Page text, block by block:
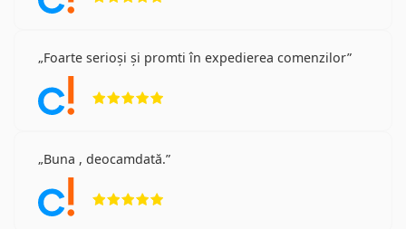
Foarte serioși și promti în expedierea comenzilor
Buna , deocamdată.